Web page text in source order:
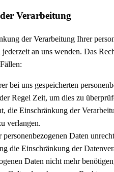
Verarbeitung
der Verarbeitung Ihrer
an uns wenden. Das
bei uns gespeicherten
Regel Zeit, um dies zu
die Einschränkung der
verlangen.
Daten
die Einschränkung der
Daten nicht mehr